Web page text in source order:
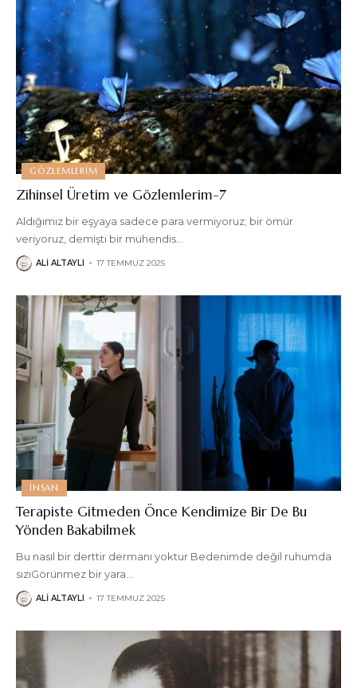
GÖZLEMLERIM
Zihinsel Üretim ve Gözlemlerim-7
Aldığımız bir eşyaya sadece para vermiyoruz; bir ömür
veriyoruz, demişti bir mühendis
ALI ALTAYLI 17 TEMMUZ 2025
İNSAN
Terapiste Gitmeden Önce Kendimize Bir De Bu
Yönden Bakabilmek
Bu nasıl bir derttir dermanı yoktur Bedenimde değil ruhumda
sızıGörünmez bir yara
ALI ALTAYLI 17 TEMMUZ 2025